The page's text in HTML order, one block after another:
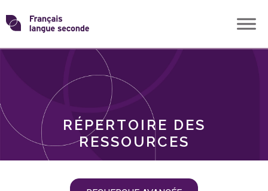
Skip
toTransformons
langue
RÉPERTOIRE DES
RESSOURCES
THÈMES